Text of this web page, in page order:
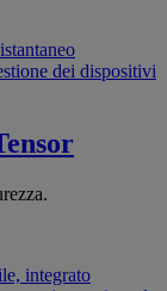
dei dispositivi
integrato